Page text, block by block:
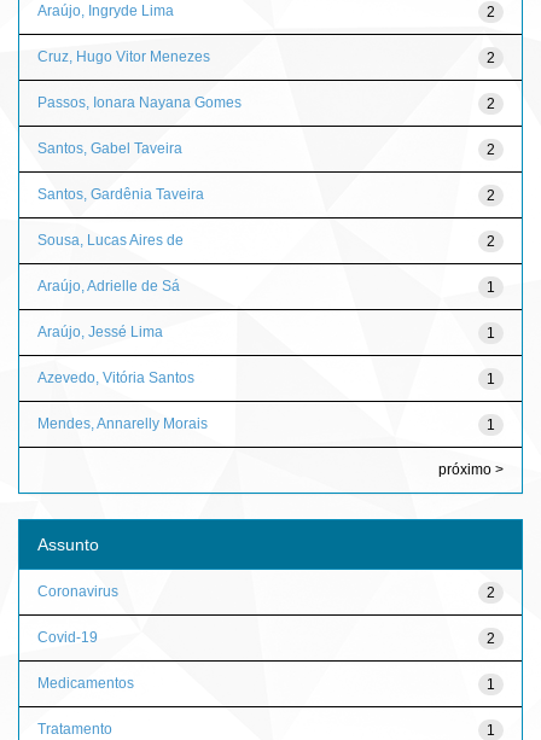
2
Araújo, Ingryde Lima
2
Cruz, Hugo Vitor Menezes
2
Passos, Ionara Nayana Gomes
2
Santos, Gabel Taveira
2
Santos, Gardênia Taveira
2
Sousa, Lucas Aires de
1
Araújo, Adrielle de Sá
1
Araújo, Jessé Lima
1
Azevedo, Vitória Santos
1
Mendes, Annarelly Morais
próximo >
Assunto
2
Coronavirus
2
Covid-19
1
Medicamentos
1
Tratamento